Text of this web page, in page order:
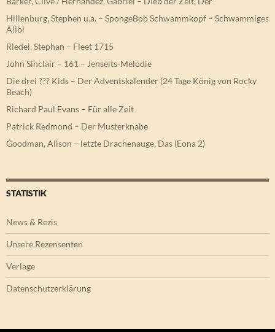
Hillenburg, Stephen u.a. – SpongeBob Schwammkopf – Schwammiges
Alibi
Riedel, Stephan – Fleet 1715
John Sinclair – 161 – Jenseits-Melodie
Die drei ??? Kids – Der Adventskalender (24 Tage König von Rocky
Beach)
Richard Paul Evans – Für alle Zeit
Patrick Redmond – Der Musterknabe
Goodman, Alison – letzte Drachenauge, Das (Eona 2)
STATISTIK
News & Rezis
Unsere Rezensenten
Verlage
Datenschutzerklärung